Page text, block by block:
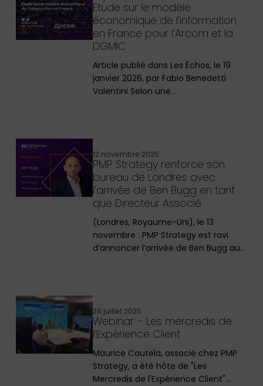
Etude sur le modèle
économique de l’information
en France pour l’Arcom et la
DGMIC
Article publié dans Les Échos, le 19
janvier 2026, par Fabio Benedetti
Valentini Selon une…
12 novembre 2025
PMP Strategy renforce son
bureau de Londres avec
l’arrivée de Ben Bugg en tant
que Directeur Associé
(Londres, Royaume-Uni), le 13
novembre : PMP Strategy est ravi
d’annoncer l’arrivée de Ben Bugg au…
28 juillet 2025
Webinar – Les mercredis de
l’Expérience Client
Maurice Cautela, associé chez PMP
Strategy, a été hôte de "Les
Mercredis de l'Expérience Client"…